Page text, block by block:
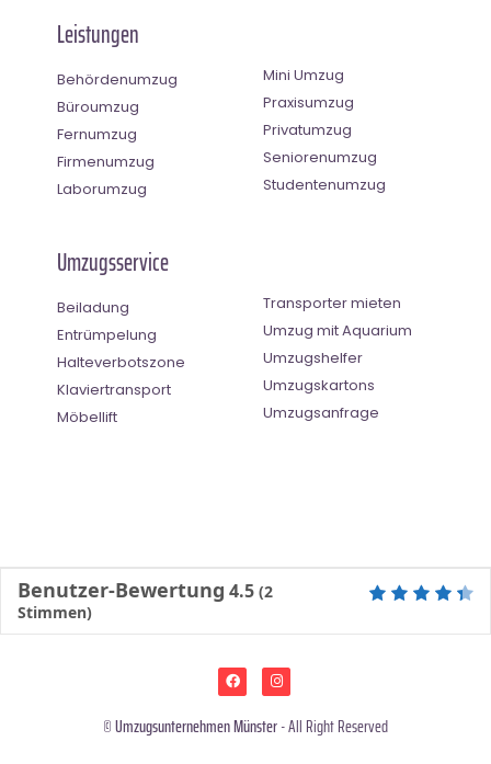
Leistungen
Behördenumzug
Büroumzug
Fernumzug
Firmenumzug
Laborumzug
Mini Umzug
Praxisumzug
Privatumzug
Seniorenumzug
Studentenumzug
Umzugsservice
Beiladung
Entrümpelung
Halteverbotszone
Klaviertransport
Möbellift
Transporter mieten
Umzug mit Aquarium
Umzugshelfer
Umzugskartons
Umzugsanfrage
Benutzer-Bewertung 4.5 (2
Stimmen)
©Umzugsunternehmen Münster- All Right Reserved